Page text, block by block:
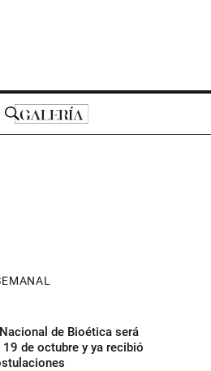
de Bioética será
19 de octubre y ya recibió